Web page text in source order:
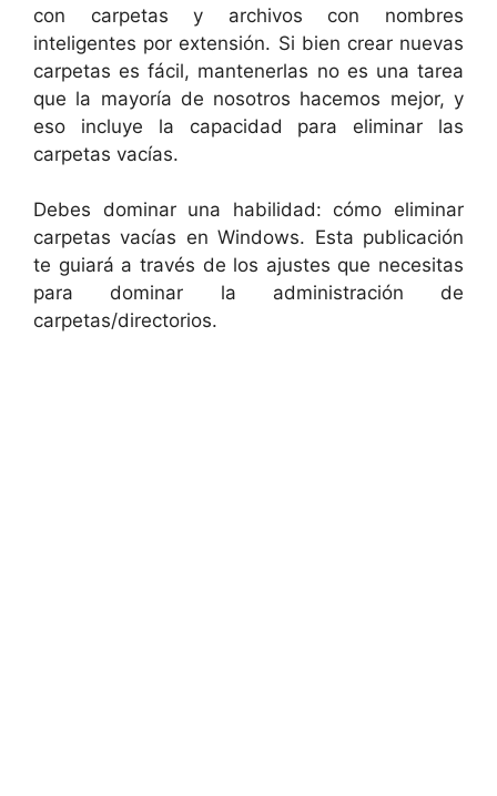
con carpetas y archivos con nombres
inteligentes por extensión. Si bien crear nuevas
carpetas es fácil, mantenerlas no es una tarea
que la mayoría de nosotros hacemos mejor, y
eso incluye la capacidad para eliminar las
carpetas vacías.
Debes dominar una habilidad: cómo eliminar
carpetas vacías en Windows. Esta publicación
te guiará a través de los ajustes que necesitas
para dominar la administración de
carpetas/directorios.